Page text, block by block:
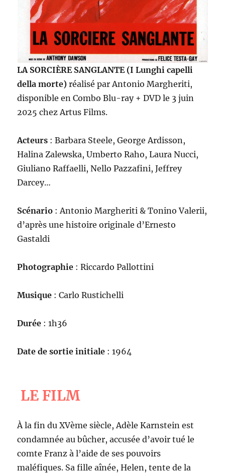
LA SORCIÈRE SANGLANTE (I Lunghi capelli
della morte) réalisé par Antonio Margheriti,
disponible en Combo Blu-ray + DVD le 3 juin
2025 chez Artus Films.
Acteurs : Barbara Steele, George Ardisson,
Halina Zalewska, Umberto Raho, Laura Nucci,
Giuliano Raffaelli, Nello Pazzafini, Jeffrey
Darcey…
Scénario : Antonio Margheriti & Tonino Valerii,
d’après une histoire originale d’Ernesto
Gastaldi
Photographie : Riccardo Pallottini
Musique : Carlo Rustichelli
Durée : 1h36
Date de sortie initiale : 1964
LE FILM
À la fin du XVème siècle, Adèle Karnstein est
condamnée au bûcher, accusée d’avoir tué le
comte Franz à l’aide de ses pouvoirs
maléfiques. Sa fille aînée, Helen, tente de la